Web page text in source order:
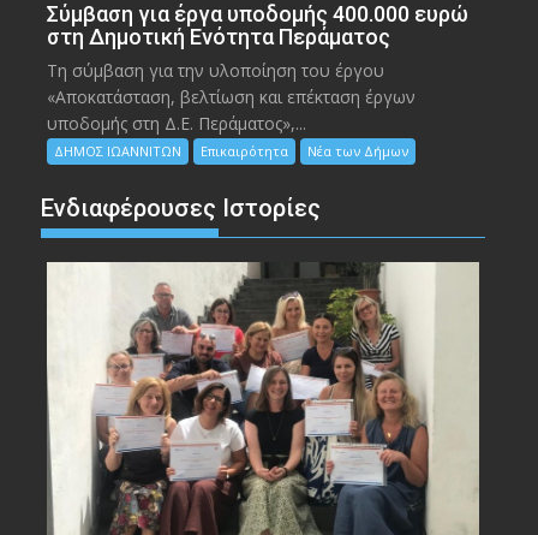
Σύμβαση για έργα υποδομής 400.000 ευρώ
στη Δημοτική Ενότητα Περάματος
Τη σύμβαση για την υλοποίηση του έργου
«Αποκατάσταση, βελτίωση και επέκταση έργων
υποδομής στη Δ.Ε. Περάματος»,...
ΔΗΜΟΣ ΙΩΑΝΝΙΤΩΝ Επικαιρότητα Νέα των Δήμων
Ενδιαφέρουσες Ιστορίες